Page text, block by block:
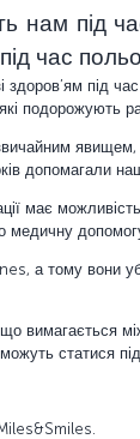
нам під
час
здоров’ям
подорожують
допомагали
має
медичну
а тому вони
вимагається
статися